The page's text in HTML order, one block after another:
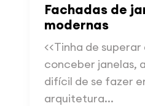
Fachadas de
modernas
<<Tinha de
conceber janelas,
difícil de se fazer
arquitetura...